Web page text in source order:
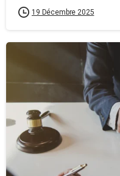
19 Décembre 2025